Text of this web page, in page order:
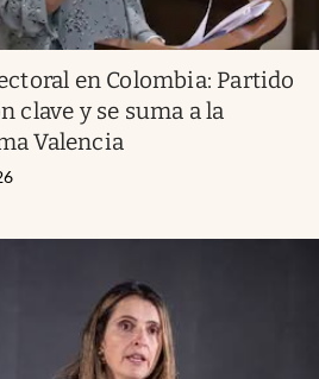
en Colombia: Partido
clave y se suma a la
Valencia